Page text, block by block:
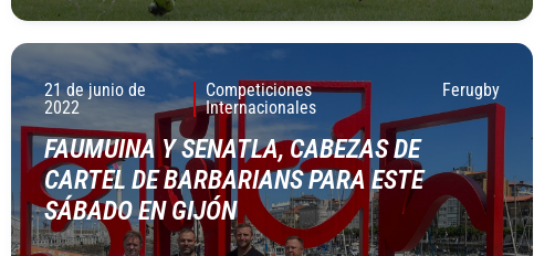
21 de junio de
2022
Competiciones
Internacionales
Ferugby
FAUMUINA Y SENATLA, CABEZAS DE
CARTEL DE BARBARIANS PARA ESTE
SÁBADO EN GIJÓN